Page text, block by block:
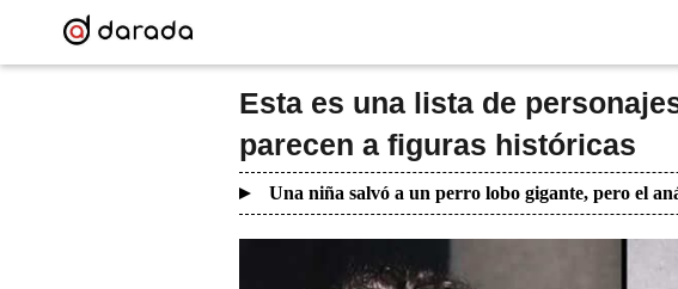
Esta es una lista de
parecen a figuras históricas
Una niña salvó a un perro lobo gigante, pero el